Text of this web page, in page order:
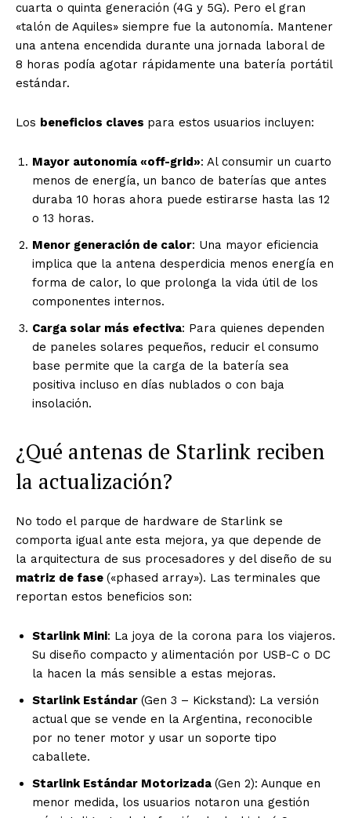
cuarta o quinta generación (4G y 5G). Pero el gran
«talón de Aquiles» siempre fue la autonomía. Mantener
una antena encendida durante una jornada laboral de
8 horas podía agotar rápidamente una batería portátil
estándar.
Los beneficios claves para estos usuarios incluyen:
Mayor autonomía «off-grid»: Al consumir un cuarto
menos de energía, un banco de baterías que antes
duraba 10 horas ahora puede estirarse hasta las 12
o 13 horas.
Menor generación de calor: Una mayor eficiencia
implica que la antena desperdicia menos energía en
forma de calor, lo que prolonga la vida útil de los
componentes internos.
Carga solar más efectiva: Para quienes dependen
de paneles solares pequeños, reducir el consumo
base permite que la carga de la batería sea
positiva incluso en días nublados o con baja
insolación.
¿Qué antenas de Starlink reciben
la actualización?
No todo el parque de hardware de Starlink se
comporta igual ante esta mejora, ya que depende de
la arquitectura de sus procesadores y del diseño de su
matriz de fase («phased array»). Las terminales que
reportan estos beneficios son:
Starlink Mini: La joya de la corona para los viajeros.
Su diseño compacto y alimentación por USB-C o DC
la hacen la más sensible a estas mejoras.
Starlink Estándar (Gen 3 – Kickstand): La versión
actual que se vende en la Argentina, reconocible
por no tener motor y usar un soporte tipo
caballete.
Starlink Estándar Motorizada (Gen 2): Aunque en
menor medida, los usuarios notaron una gestión